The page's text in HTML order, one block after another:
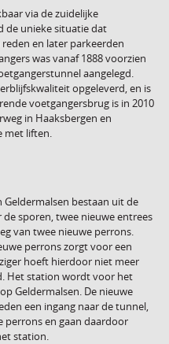
via de zuidelijke
de unieke situatie dat
en later parkeerden
was vanaf 1888 voorzien
aangelegd.
opgeleverd, en is
voetgangersbrug is in 2010
in Haaksbergen en
met liften.
Geldermalsen bestaan uit de
sporen, twee nieuwe entrees
van twee nieuwe perrons.
perrons zorgt voor een
hoeft hierdoor niet meer
Het station wordt voor het
Geldermalsen. De nieuwe
een ingang naar de tunnel,
perrons en gaan daardoor
station.